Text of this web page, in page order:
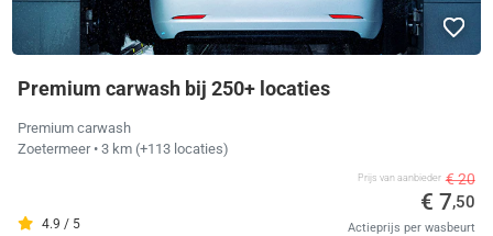
Premium carwash bij 250+ locaties
Premium carwash
Zoetermeer • 3 km (+113 locaties)
4.9 / 5
Prijs van aanbieder € 20
€ 7,50
Actieprijs per wasbeurt